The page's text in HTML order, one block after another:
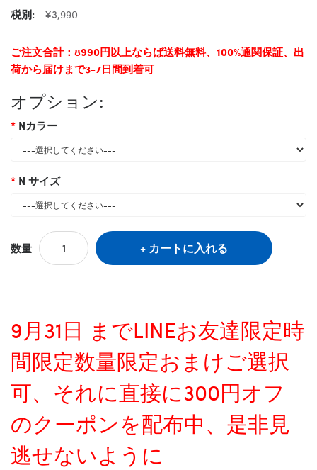
税別:
¥3,990
ご注文合計：8990円以上ならば送料無料、100%通関保証、出
荷から届けまで3-7日間到着可
オプション:
Nカラー
N サイズ
数量 カートに入れる
9月31日 までLINEお友達限定時
間限定数量限定おまけご選択
可、それに直接に300円オフ
のクーポンを配布中、是非見
逃せないように